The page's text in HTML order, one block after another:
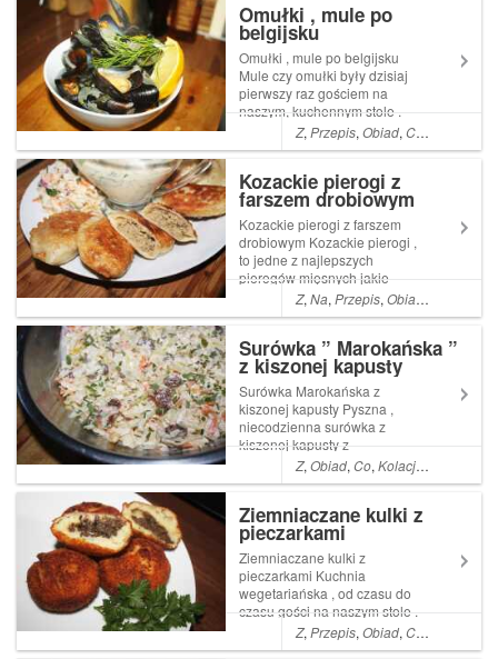
Omułki , mule po
belgijsku
Omułki , mule po belgijsku
Mule czy omułki były dzisiaj
pierwszy raz gościem na
naszym, kuchennym stole .
Jeżdżąc często do Belgii
miałam przyjemność nie raz ,
... Artykuł Omułki , mule po
belgijsku pochodzi z serwisu
Ogrod...
Z,Przepis,Obiad,Co ,
Kozackie pierogi z
farszem drobiowym
Kozackie pierogi z farszem
drobiowym Kozackie pierogi ,
to jedne z najlepszych
pierogów mięsnych jakie
znam. Moi chłopcy jedli by je
na okrągło i to nawet
Read More ... Artykuł
Kozackie pierogi z farszem
drobiowym pochodzi z se...
Z,Na,Przepis,Obiad ,
Surówka ” Marokańska ”
z kiszonej kapusty
Surówka Marokańska z
kiszonej kapusty Pyszna ,
niecodzienna surówka z
kiszonej kapusty z
rodzynkami i majonezem
.Kiszona kapusta ma wiele
Z,Obiad,Co,Kolacja ,
Ziemniaczane kulki z
pieczarkami
Ziemniaczane kulki z
pieczarkami Kuchnia
wegetariańska , od czasu do
czasu gości na naszym stole .
Oczywiście nie z uwag na fakt
,że zmieniliśmy upodobania .
Z,Przepis,Obiad,Co ,